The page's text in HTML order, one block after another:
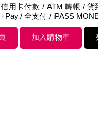
信用卡付款 / ATM 轉帳 / 貨
+Pay / 全支付 / iPASS